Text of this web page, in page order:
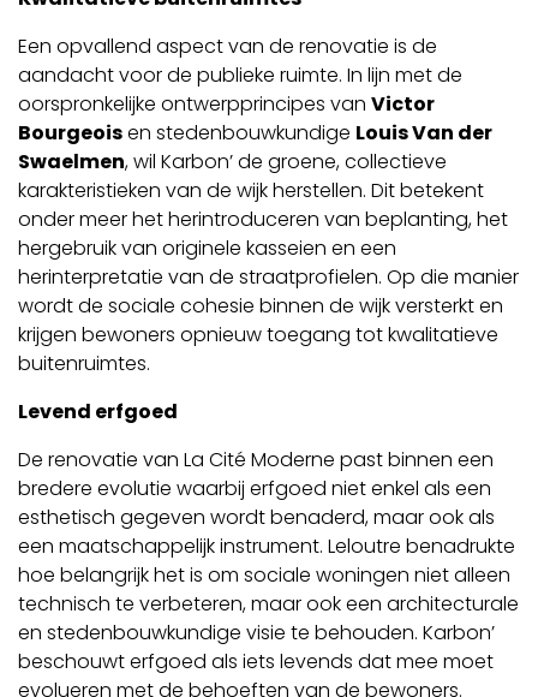
Een opvallend aspect van de renovatie is de
aandacht voor de publieke ruimte. In lijn met de
oorspronkelijke ontwerpprincipes van Victor
Bourgeoisen stedenbouwkundige Louis Van der
Swaelmen, wil Karbon’ de groene, collectieve
karakteristieken van de wijk herstellen. Dit betekent
onder meer het herintroduceren van beplanting, het
hergebruik van originele kasseien en een
herinterpretatie van de straatprofielen. Op die manier
wordt de sociale cohesie binnen de wijk versterkt en
krijgen bewoners opnieuw toegang tot kwalitatieve
buitenruimtes.
Levend erfgoed
De renovatie van La Cité Moderne past binnen een
bredere evolutie waarbij erfgoed niet enkel als een
esthetisch gegeven wordt benaderd, maar ook als
een maatschappelijk instrument. Leloutre benadrukte
hoe belangrijk het is om sociale woningen niet alleen
technisch te verbeteren, maar ook een architecturale
en stedenbouwkundige visie te behouden. Karbon’
beschouwt erfgoed als iets levends dat mee moet
evolueren met de behoeften van de bewoners.